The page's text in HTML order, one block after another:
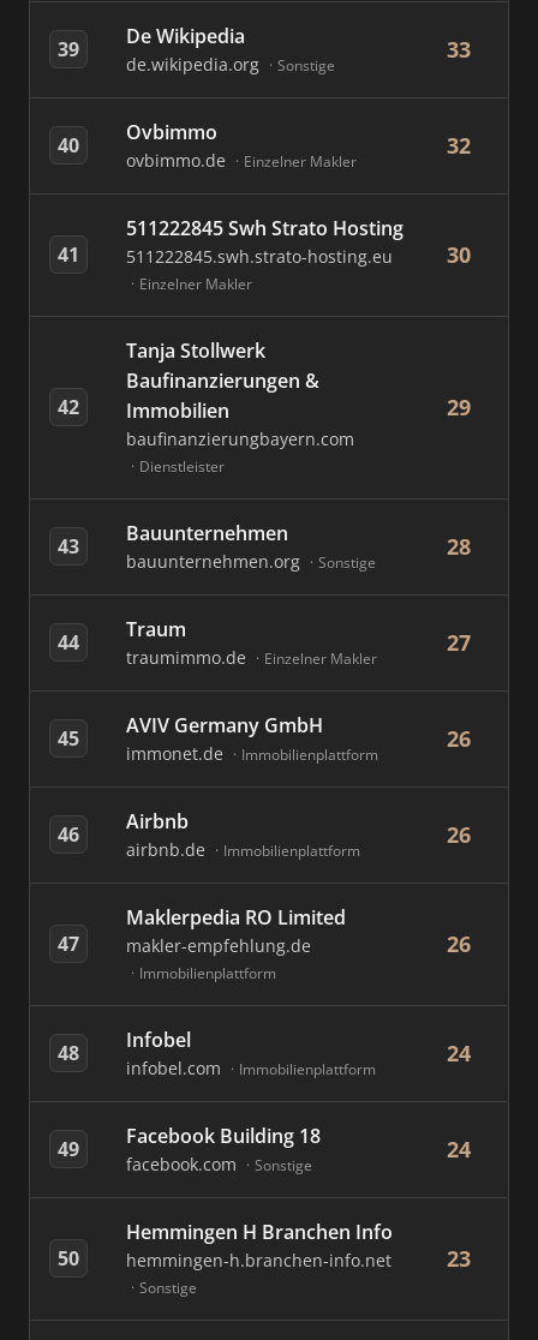
39 De Wikipedia
de.wikipedia.org Sonstige
33
40 Ovbimmo
ovbimmo.de Einzelner Makler
32
41
511222845 Swh Strato Hosting
511222845.swh.strato-hosting.eu
Einzelner Makler
30
42
Tanja Stollwerk
Baufinanzierungen &
Immobilien
baufinanzierungbayern.com
Dienstleister
29
43 Bauunternehmen
bauunternehmen.org Sonstige
28
44 Traum
traumimmo.de Einzelner Makler
27
45 AVIV Germany GmbH
immonet.de Immobilienplattform
26
46 Airbnb
airbnb.de Immobilienplattform
26
47
Maklerpedia RO Limited
makler-empfehlung.de
Immobilienplattform
26
48 Infobel
infobel.com Immobilienplattform
24
49 Facebook Building 18
facebook.com Sonstige
24
50
Hemmingen H Branchen Info
hemmingen-h.branchen-info.net
Sonstige
23